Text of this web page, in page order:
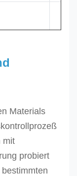
75 90 90
100 120
120
125 150
150
150 180
Materials
mit
probiert